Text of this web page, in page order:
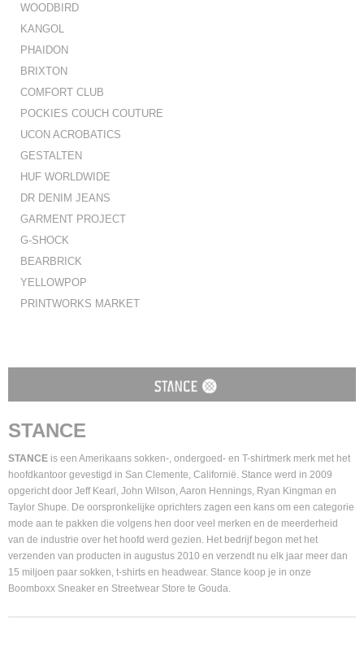
WOODBIRD
KANGOL
PHAIDON
BRIXTON
COMFORT CLUB
POCKIES COUCH COUTURE
UCON ACROBATICS
GESTALTEN
HUF WORLDWIDE
DR DENIM JEANS
GARMENT PROJECT
G-SHOCK
BEARBRICK
YELLOWPOP
PRINTWORKS MARKET
STANCE
STANCE is een Amerikaans sokken-, ondergoed- en T-shirtmerk merk met het
hoofdkantoor gevestigd in San Clemente, Californië. Stance werd in 2009
opgericht door Jeff Kearl, John Wilson, Aaron Hennings, Ryan Kingman en
Taylor Shupe. De oorspronkelijke oprichters zagen een kans om een categorie
mode aan te pakken die volgens hen door veel merken en de meerderheid
van de industrie over het hoofd werd gezien. Het bedrijf begon met het
verzenden van producten in augustus 2010 en verzendt nu elk jaar meer dan
15 miljoen paar sokken, t-shirts en headwear. Stance koop je in onze
Boomboxx Sneaker en Streetwear Store te Gouda.